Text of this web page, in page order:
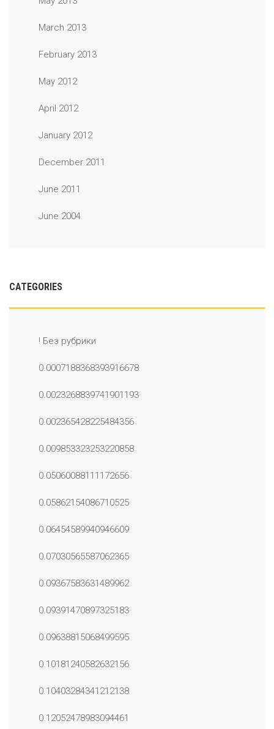
March 2013
February 2013
May 2012
April 2012
January 2012
December 2011
June 2011
June 2004
CATEGORIES
! Без рубрики
0.0007188368393916678
0.0023268839741901193
0.002365428225484356
0.009853323253220858
0.05060088111172656
0.05862154086710525
0.06454589940946609
0.07030565587062365
0.09367583631489962
0.09391470897325183
0.09638815068499595
0.10181240582632156
0.10403284341212138
0.12052478983094461